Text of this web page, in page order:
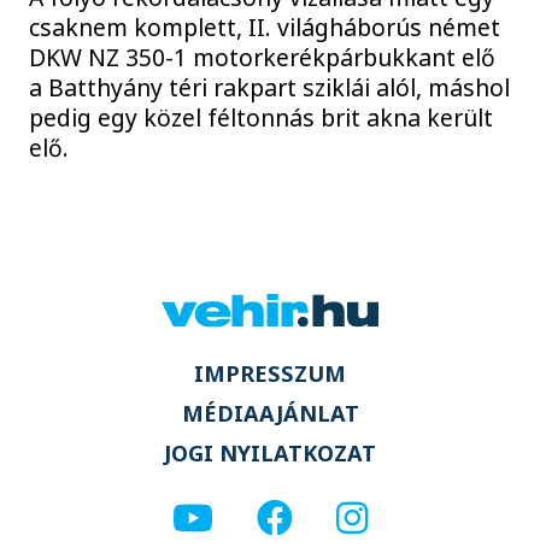
csaknem komplett, II. világháborús német
DKW NZ 350-1 motorkerékpárbukkant elő
a Batthyány téri rakpart sziklái alól, máshol
pedig egy közel féltonnás brit akna került
elő.
IMPRESSZUM
MÉDIAAJÁNLAT
JOGI NYILATKOZAT